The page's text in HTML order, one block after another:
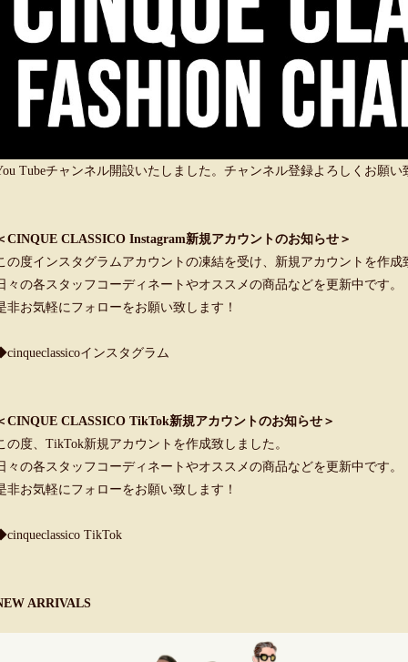
Tubeチャンネル開設いたしました。チャンネル登録よろしくお願い
CINQUE CLASSICO Instagram新規アカウントのお知らせ＞
の度インスタグラムアカウントの凍結を受け、新規アカウントを作成
々の各スタッフコーディネートやオススメの商品などを更新中です。
非お気軽にフォローをお願い致します！
インスタグラム
CINQUE CLASSICO TikTok新規アカウントのお知らせ＞
の度、TikTok新規アカウントを作成致しました。
々の各スタッフコーディネートやオススメの商品などを更新中です。
非お気軽にフォローをお願い致します！
TikTok
ARRIVALS